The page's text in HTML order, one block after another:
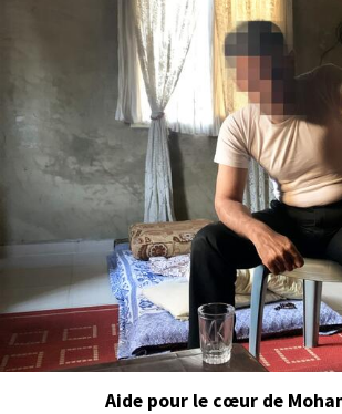
Aide pour le cœur de